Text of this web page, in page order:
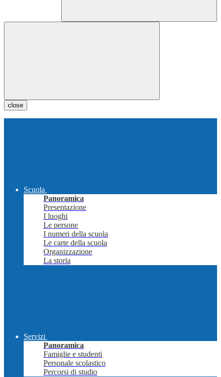
close
Scuola
Panoramica
Presentazione
I luoghi
Le persone
I numeri della scuola
Le carte della scuola
Organizzazione
La storia
Servizi
Panoramica
Famiglie e studenti
Personale scolastico
Percorsi di studio